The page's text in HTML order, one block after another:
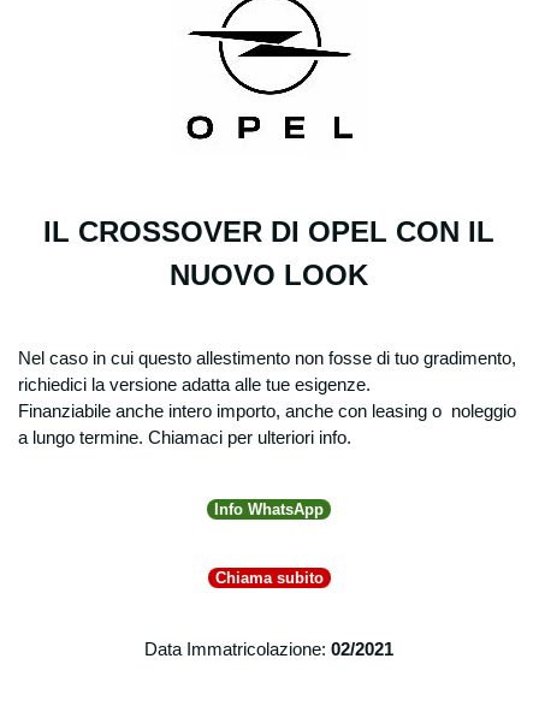
IL CROSSOVER DI OPEL CON IL
NUOVO LOOK
Nel caso in cui questo allestimento non fosse di tuo gradimento,
richiedici la versione adatta alle tue esigenze.
Finanziabile anche intero importo, anche con leasing o noleggio
a lungo termine. Chiamaci per ulteriori info.
Info WhatsApp
Chiama subito
Data Immatricolazione:02/2021